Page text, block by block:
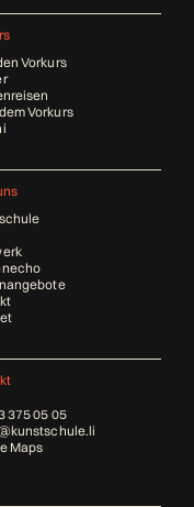
Vorkurs
Vorkurs
375 05 05
Maps